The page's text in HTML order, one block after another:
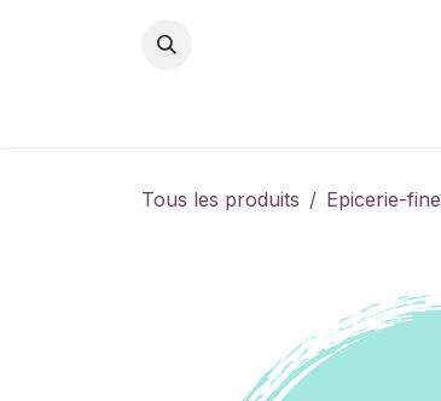
Tous les produits Epicerie-fine